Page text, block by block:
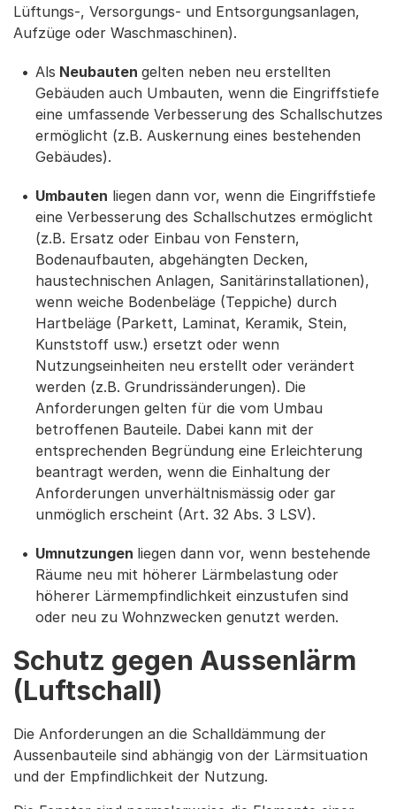
Lüftungs-, Versorgungs- und Entsorgungsanlagen,
Aufzüge oder Waschmaschinen).
Als Neubauten gelten neben neu erstellten
Gebäuden auch Umbauten, wenn die Eingriffstiefe
eine umfassende Verbesserung des Schallschutzes
ermöglicht (z.B. Auskernung eines bestehenden
Gebäudes).
Umbauten liegen dann vor, wenn die Eingriffstiefe
eine Verbesserung des Schallschutzes ermöglicht
(z.B. Ersatz oder Einbau von Fenstern,
Bodenaufbauten, abgehängten Decken,
haustechnischen Anlagen, Sanitärinstallationen),
wenn weiche Bodenbeläge (Teppiche) durch
Hartbeläge (Parkett, Laminat, Keramik, Stein,
Kunststoff usw.) ersetzt oder wenn
Nutzungseinheiten neu erstellt oder verändert
werden (z.B. Grundrissänderungen). Die
Anforderungen gelten für die vom Umbau
betroffenen Bauteile. Dabei kann mit der
entsprechenden Begründung eine Erleichterung
beantragt werden, wenn die Einhaltung der
Anforderungen unverhältnismässig oder gar
unmöglich erscheint (Art. 32 Abs. 3 LSV).
Umnutzungen liegen dann vor, wenn bestehende
Räume neu mit höherer Lärmbelastung oder
höherer Lärmempfindlichkeit einzustufen sind
oder neu zu Wohnzwecken genutzt werden.
Schutz gegen Aussenlärm
(Luftschall)
Die Anforderungen an die Schalldämmung der
Aussenbauteile sind abhängig von der Lärmsituation
und der Empfindlichkeit der Nutzung.